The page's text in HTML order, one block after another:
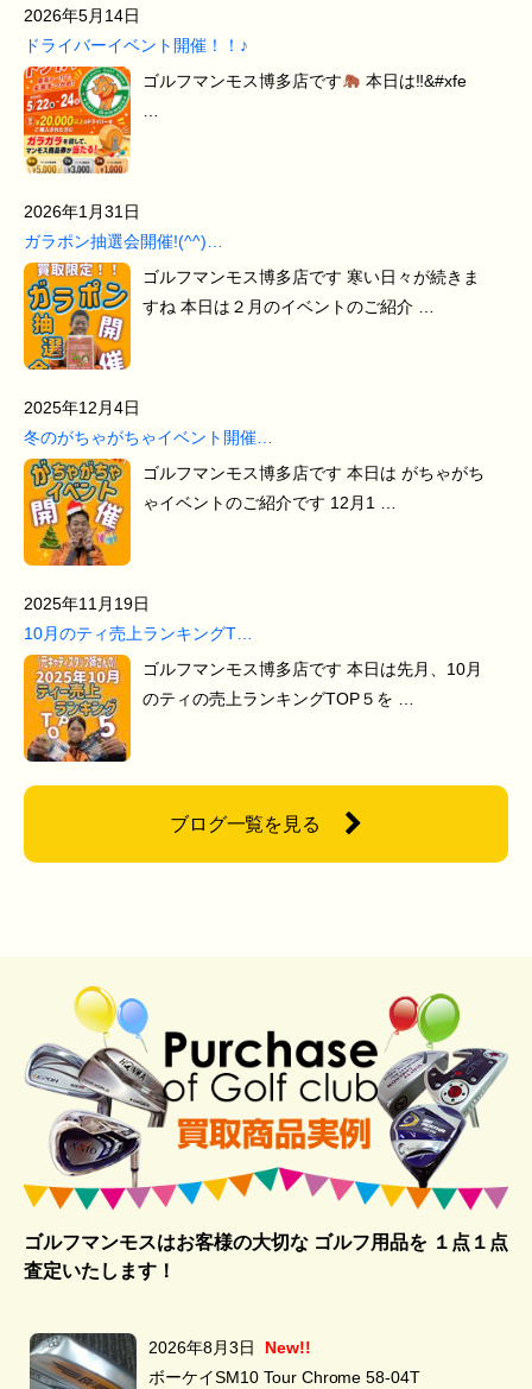
2026年5月14日
ドライバーイベント開催！！♪
ゴルフマンモス博多店です
本日は‼&#xfe
2026年1月31日
ガラポン抽選会開催!(^^)…
ゴルフマンモス博多店です 寒い日々が続きま
すね 本日は２月のイベントのご紹介 …
2025年12月4日
冬のがちゃがちゃイベント開催…
ゴルフマンモス博多店です 本日は がちゃがち
ゃイベントのご紹介です 12月1 …
2025年11月19日
10月のティ売上ランキングT…
ゴルフマンモス博多店です 本日は先月、10月
のティの売上ランキングTOP５を …
ブログ一覧を見る
ゴルフマンモスはお客様の大切な ゴルフ用品を１点１点
査定いたします！
2026年8月3日
New!!
ボーケイSM10 Tour Chrome 58-04T